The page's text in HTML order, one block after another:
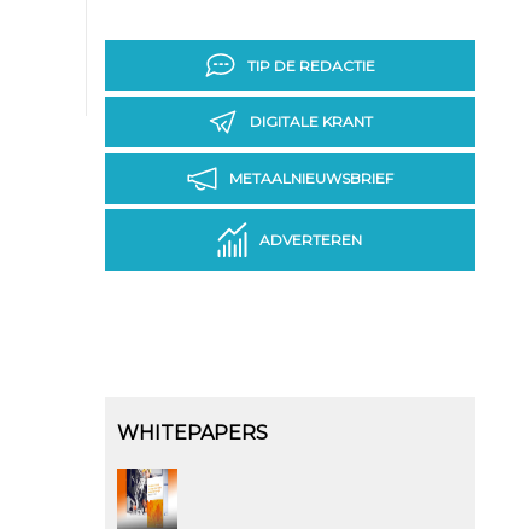
TIP DE REDACTIE
DIGITALE KRANT
METAALNIEUWSBRIEF
ADVERTEREN
WHITEPAPERS